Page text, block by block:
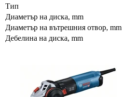
Тип
Диаметър на диска, mm
Диаметър на вътрешния отвор, mm
Дебелина на диска, mm